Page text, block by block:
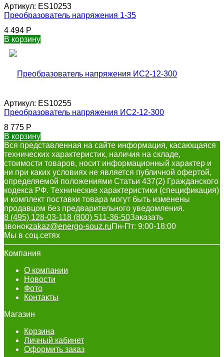
Артикул: ES10253
Преобразователь напряжения 1-35
4 494 Р
В корзину
Артикул: ES10255
Преобразователь напряжения ИС2-12-300
8 775 Р
В корзину
Вся представленная на сайте информация, касающаяся
технических характеристик, наличия на складе,
стоимости товаров, носит информационный характер и
ни при каких условиях не является публичной офертой,
определяемой положениями Статьи 437(2) Гражданского
кодекса РФ. Технические характеристики (спецификация)
и комплект поставки товара могут быть изменены
продавцом без предварительного уведомления.
8 (495) 128-03-118 (800) 511-36-50Заказать
звонокzakaz@energo-souz.ruПн-Пт: 9:00-18:00
Мы в соц.сетях
Компания
О компании
Новости
Фото
Контакты
Магазин
Корзина
Личный кабинет
Оформить заказ